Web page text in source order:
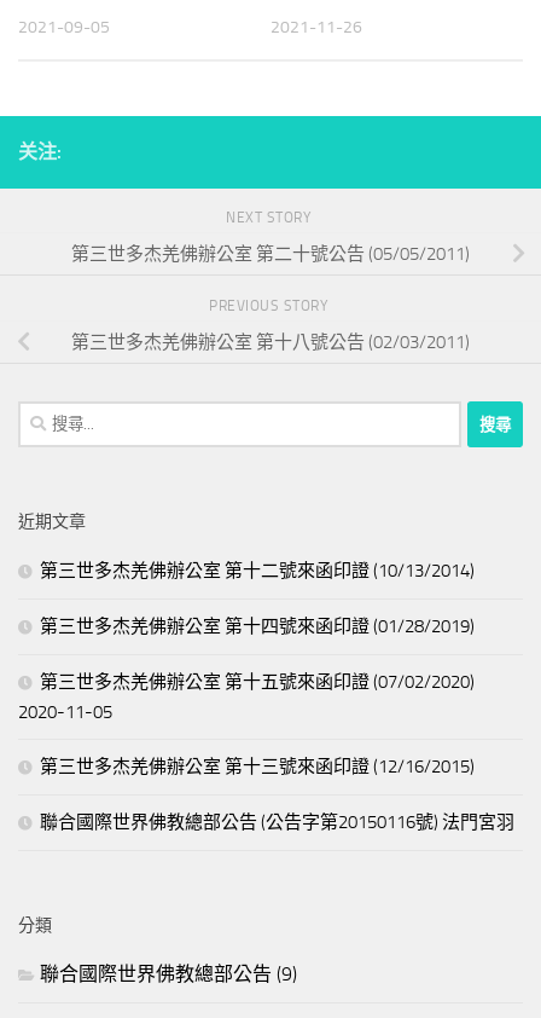
2021-09-05 2021-11-26
关注:
NEXT STORY
第三世多杰羌佛辦公室 第二十號公告 (05/05/2011)
PREVIOUS STORY
第三世多杰羌佛辦公室 第十八號公告 (02/03/2011)
搜
尋
字:
近期文章
第三世多杰羌佛辦公室 第十二號來函印證 (10/13/2014)
第三世多杰羌佛辦公室 第十四號來函印證 (01/28/2019)
第三世多杰羌佛辦公室 第十五號來函印證 (07/02/2020)
2020-11-05
第三世多杰羌佛辦公室 第十三號來函印證 (12/16/2015)
聯合國際世界佛教總部公告 (公告字第20150116號) 法門宮羽
分類
聯合國際世界佛教總部公告 (9)